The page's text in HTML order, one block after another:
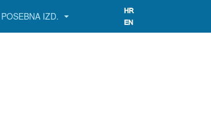
POSEBNA IZD.